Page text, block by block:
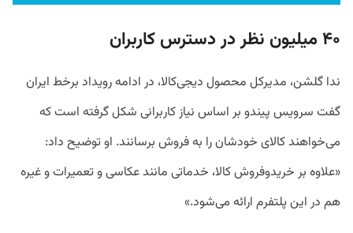
۴۰ میلیون نظر در دسترس کاربران
ندا گلشن، مدیرکل محصول دیجی‌کالا، در ادامه رویداد برخط ایران
گفت سرویس پیندو بر اساس نیاز کاربرانی شکل گرفته است که
می‌خواهند کالای خودشان را به فروش برسانند. او توضیح داد:
«علاوه بر خریدوفروش کالا، خدماتی مانند عکاسی و تعمیرات و غیره
هم در این پلتفرم ارائه می‌شود.»